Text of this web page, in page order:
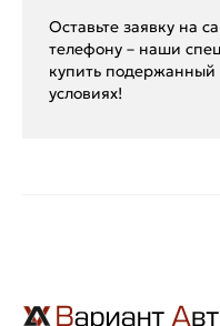
Оставьте заявку на
телефону – наши
купить
условиях!